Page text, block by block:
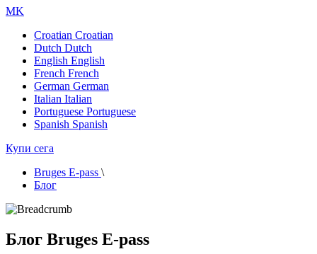
MK
Croatian Croatian
Dutch Dutch
English English
French French
German German
Italian Italian
Portuguese Portuguese
Spanish Spanish
Купи сега
Bruges E-pass \
Блог
Блог Bruges E-pass